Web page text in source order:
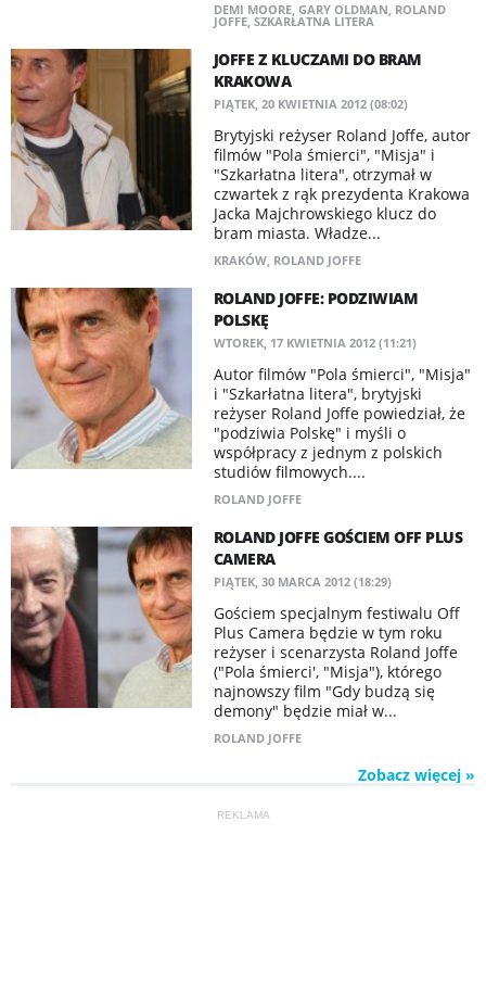
DEMI MOORE, GARY OLDMAN, ROLAND
JOFFE, SZKARŁATNA LITERA
JOFFE Z KLUCZAMI DO BRAM
KRAKOWA
PIĄTEK, 20 KWIETNIA 2012 (08:02)
Brytyjski reżyser Roland Joffe, autor
filmów "Pola śmierci", "Misja" i
"Szkarłatna litera", otrzymał w
czwartek z rąk prezydenta Krakowa
Jacka Majchrowskiego klucz do
bram miasta. Władze...
KRAKÓW, ROLAND JOFFE
ROLAND JOFFE: PODZIWIAM
POLSKĘ
WTOREK, 17 KWIETNIA 2012 (11:21)
Autor filmów "Pola śmierci", "Misja"
i "Szkarłatna litera", brytyjski
reżyser Roland Joffe powiedział, że
"podziwia Polskę" i myśli o
współpracy z jednym z polskich
studiów filmowych....
ROLAND JOFFE
ROLAND JOFFE GOŚCIEM OFF PLUS
CAMERA
PIĄTEK, 30 MARCA 2012 (18:29)
Gościem specjalnym festiwalu Off
Plus Camera będzie w tym roku
reżyser i scenarzysta Roland Joffe
("Pola śmierci', "Misja"), którego
najnowszy film "Gdy budzą się
demony" będzie miał w...
ROLAND JOFFE
Zobacz więcej »
REKLAMA